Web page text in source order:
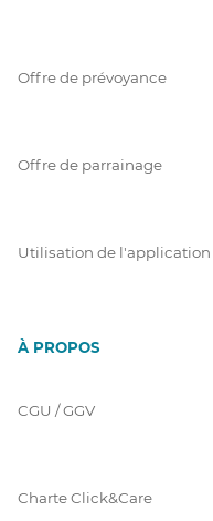
Offre de prévoyance
Offre de parrainage
Utilisation de
À PROPOS
CGU / GGV
Charte Click&Care